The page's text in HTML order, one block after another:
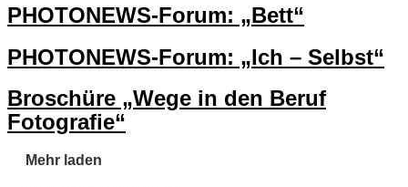
PHOTONEWS-Forum: „Bett“
PHOTONEWS-Forum: „Ich – Selbst“
Broschüre „Wege in den Beruf
Fotografie“
Mehr laden